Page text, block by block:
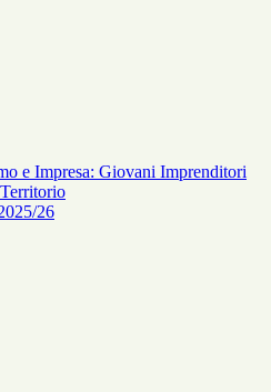
e Impresa: Giovani Imprenditori
26